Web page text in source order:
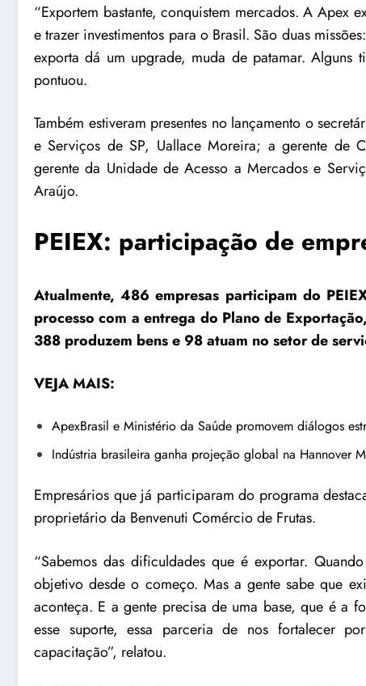
“Exportem bastante, conquistem mercados. A Apex
e trazer investimentos para o Brasil. São duas
exporta dá um upgrade, muda de patamar. Alguns
pontuou.
Também estiveram presentes no lançamento o
e Serviços de SP, Uallace Moreira; a gerente de
gerente da Unidade de Acesso a Mercados e
Araújo.
PEIEX: participação de
Atualmente, 486 empresas participam do
processo com a entrega do Plano de
388 produzem bens e 98 atuam no setor de
VEJA MAIS:
ApexBrasil e Ministério da Saúde promovem diálogos
Indústria brasileira ganha projeção global na Hannover
Empresários que já participaram do programa
proprietário da Benvenuti Comércio de Frutas.
“Sabemos das dificuldades que é exportar.
objetivo desde o começo. Mas a gente sabe que
aconteça. E a gente precisa de uma base, que é a
esse suporte, essa parceria de nos fortalecer
capacitação”, relatou.